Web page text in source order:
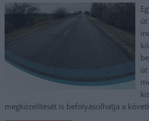
megközelítését is befolyásolhatja a